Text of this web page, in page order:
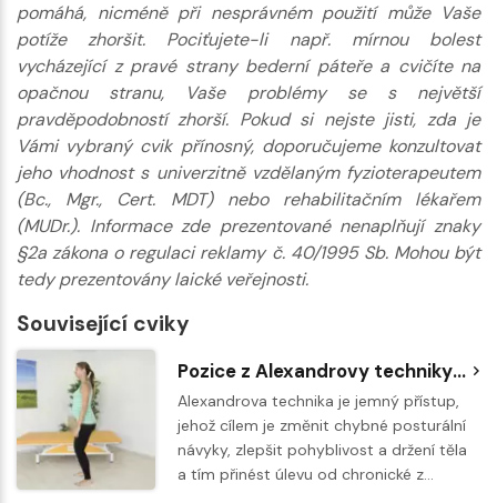
pomáhá, nicméně při nesprávném použití může Vaše
potíže zhoršit. Pociťujete-li např. mírnou bolest
vycházející z pravé strany bederní páteře a cvičíte na
opačnou stranu, Vaše problémy se s největší
pravděpodobností zhorší. Pokud si nejste jisti, zda je
Vámi vybraný cvik přínosný, doporučujeme konzultovat
jeho vhodnost s univerzitně vzdělaným fyzioterapeutem
(Bc., Mgr., Cert. MDT) nebo rehabilitačním lékařem
(MUDr.). Informace zde prezentované nenaplňují znaky
§2a zákona o regulaci reklamy č. 40/1995 Sb. Mohou být
tedy prezentovány laické veřejnosti.
Související cviky
Pozice z Alexandrovy techniky - poloha opice
Alexandrova technika je jemný přístup,
jehož cílem je změnit chybné posturální
návyky, zlepšit pohyblivost a držení těla
a tím přinést úlevu od chronické z…